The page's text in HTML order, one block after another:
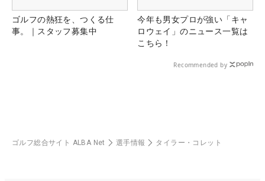
ゴルフの熱狂を、つくる仕
事。｜スタッフ募集中
今年も男女プロが強い「キャ
ロウェイ」のニュース一覧は
こちら！
Recommended by
ゴルフ総合サイト ALBA Net 選手情報 タイラー・コレット